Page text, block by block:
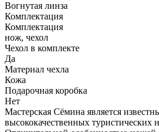
Вогнутая линза
Комплектация
Комплектация
нож, чехол
Чехол в комплекте
Да
Материал чехла
Кожа
Подарочная коробка
Нет
Мастерская Сёмина является
высококачественных туристических